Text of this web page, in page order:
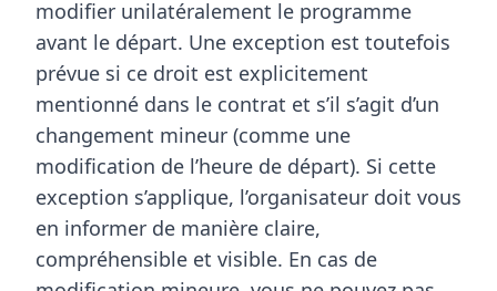
modifier unilatéralement le programme
avant le départ. Une exception est toutefois
prévue si ce droit est explicitement
mentionné dans le contrat et s’il s’agit d’un
changement mineur (comme une
modification de l’heure de départ). Si cette
exception s’applique, l’organisateur doit vous
en informer de manière claire,
compréhensible et visible. En cas de